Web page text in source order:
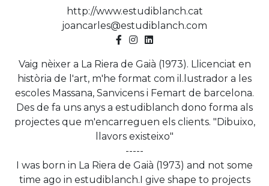
http://www.estudiblanch.cat
joancarles@estudiblanch.com
Vaig nèixer a La Riera de Gaià (1973). Llicenciat en
història de l'art, m'he format com il.lustrador a les
escoles Massana, Sanvicens i Femart de barcelona.
Des de fa uns anys a estudiblanch dono forma als
projectes que m'encarreguen els clients. "Dibuixo,
llavors existeixo"
-----
I was born in La Riera de Gaià (1973) and not some
time ago in estudiblanch.I give shape to projects